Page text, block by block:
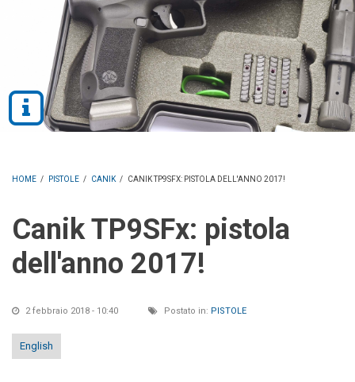
HOME / PISTOLE / CANIK / CANIK TP9SFX: PISTOLA DELL'ANNO 2017!
Canik TP9SFx: pistola
dell'anno 2017!
2 febbraio 2018 - 10:40 Postato in: PISTOLE
English